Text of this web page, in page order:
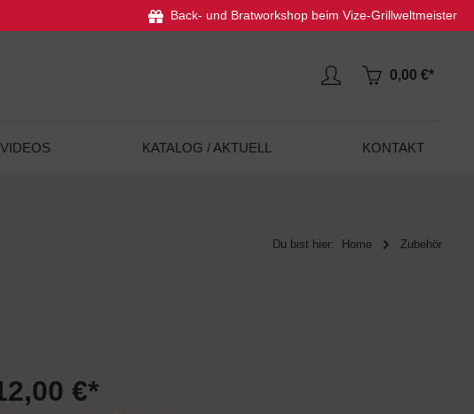
Back- und Bratworkshop beim Vize-Grillweltmeister
0,00 €*
KATALOG / AKTUELL KONTAKT
Du bist hier: Home Zubehör
€*